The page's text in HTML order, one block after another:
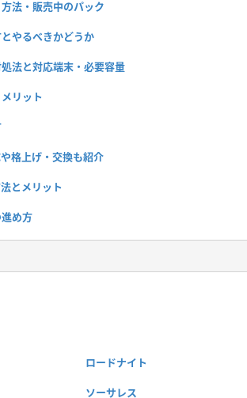
法・販売中のパック
やるべきかどうか
法と対応端末・必要容量
リット
格上げ・交換も紹介
とメリット
め方
ロードナイト
ソーサレス